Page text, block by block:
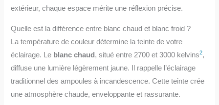
extérieur, chaque espace mérite une réflexion précise.
Quelle est la différence entre blanc chaud et blanc froid ?
La température de couleur détermine la teinte de votre
éclairage. Le blanc chaud , situé entre 2700 et 3000 kelvins2,
diffuse une lumière légèrement jaune. Il rappelle l’éclairage
traditionnel des ampoules à incandescence. Cette teinte crée
une atmosphère chaude, enveloppante et rassurante.